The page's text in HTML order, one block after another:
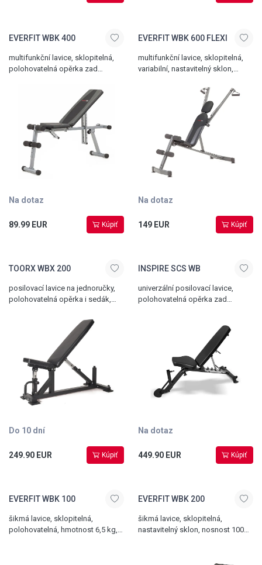
EVERFIT WBK 400
multifunkční lavice, sklopitelná,
polohovatelná opěrka zad
Na dotaz
89.99 EUR Kúpiť
EVERFIT WBK 600 FLEXI
multifunkční lavice, sklopitelná,
variabilní, nastavitelný sklon,
Na dotaz
149 EUR Kúpiť
TOORX WBX 200
posilovací lavice na jednoručky,
polohovatelná opěrka i sedák,
Do 10 dní
249.90 EUR Kúpiť
INSPIRE SCS WB
univerzální posilovací lavice,
polohovatelná opěrka zad
kvalitní ocelová konstrukce,
hmotnost 34 kg, celková nosnost
Na dotaz
449.90 EUR Kúpiť
EVERFIT WBK 100
šikmá lavice, sklopitelná,
polohovatelná, hmotnost 6,5 kg,
EVERFIT WBK 200
šikmá lavice, sklopitelná,
nastavitelný sklon, nosnost 100